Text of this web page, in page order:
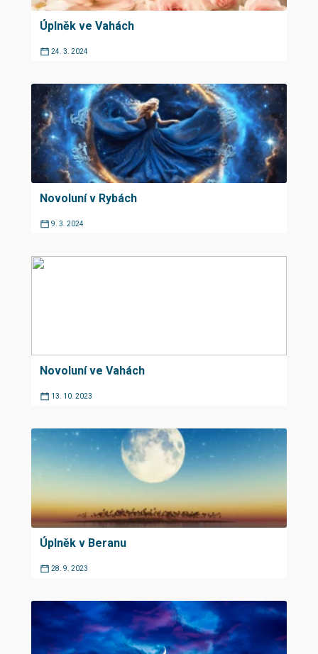
Úplněk ve Vahách
24. 3. 2024
Novoluní v Rybách
9. 3. 2024
Novoluní ve Vahách
13. 10. 2023
Úplněk v Beranu
28. 9. 2023